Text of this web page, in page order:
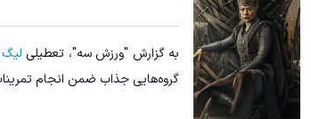
به گزارش "ورزش سه"، تعطیلی لیگ
گروه‌هایی جذاب ضمن انجام